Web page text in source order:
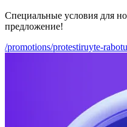
Специальные условия для
предложение!
/promotions/protestiruyte-